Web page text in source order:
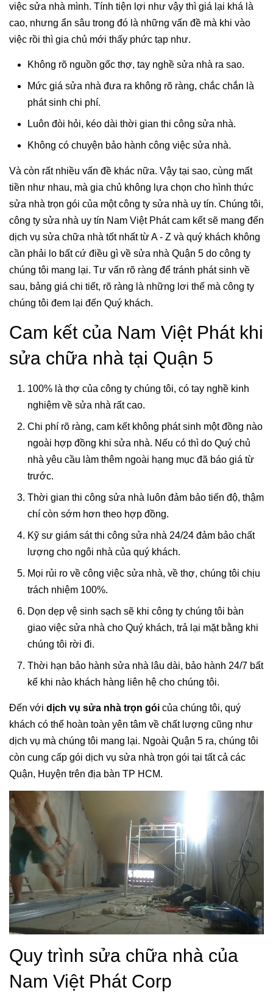
việc sửa nhà mình. Tính tiện lợi như vậy thì giá lại khá là
cao, nhưng ẩn sâu trong đó là những vấn đề mà khi vào
việc rồi thì gia chủ mới thấy phức tạp như.
Không rõ nguồn gốc thợ, tay nghề sửa nhà ra sao.
Mức giá sửa nhà đưa ra không rõ ràng, chắc chắn là
phát sinh chi phí.
Luôn đòi hỏi, kéo dài thời gian thi công sửa nhà.
Không có chuyện bảo hành công việc sửa nhà.
Và còn rất nhiều vấn đề khác nữa. Vậy tại sao, cùng mất
tiền như nhau, mà gia chủ không lựa chọn cho hình thức
sửa nhà trọn gói của một công ty sửa nhà uy tín. Chúng tôi,
công ty sửa nhà uy tín Nam Việt Phát cam kết sẽ mang đến
dịch vụ sửa chữa nhà tốt nhất từ A - Z và quý khách không
cần phải lo bất cứ điều gì về sửa nhà Quận 5 do công ty
chúng tôi mang lại. Tư vấn rõ ràng để tránh phát sinh về
sau, bảng giá chi tiết, rõ ràng là những lơi thế mà công ty
chúng tôi đem lại đến Quý khách.
Cam kết của Nam Việt Phát khi
sửa chữa nhà tại Quận 5
100% là thợ của công ty chúng tôi, có tay nghề kinh
nghiệm về sửa nhà rất cao.
Chi phí rõ ràng, cam kết không phát sinh một đồng nào
ngoài hợp đồng khi sửa nhà. Nếu có thì do Quý chủ
nhà yêu cầu làm thêm ngoài hạng mục đã báo giá từ
trước.
Thời gian thi công sửa nhà luôn đảm bảo tiến độ, thậm
chí còn sớm hơn theo hợp đồng.
Kỹ sư giám sát thi công sửa nhà 24/24 đảm bảo chất
lượng cho ngôi nhà của quý khách.
Mọi rủi ro về công việc sửa nhà, về thợ, chúng tôi chịu
trách nhiệm 100%.
Dọn dẹp vệ sinh sạch sẽ khi công ty chúng tôi bàn
giao việc sửa nhà cho Quý khách, trả lại mặt bằng khi
chúng tôi rời đi.
Thời hạn bảo hành sửa nhà lâu dài, bảo hành 24/7 bất
kể khi nào khách hàng liên hệ cho chúng tôi.
Đến với dịch vụ sửa nhà trọn gói của chúng tôi, quý
khách có thể hoàn toàn yên tâm về chất lượng cũng như
dịch vụ mà chúng tôi mang lại. Ngoài Quận 5 ra, chúng tôi
còn cung cấp gói dịch vụ sửa nhà trọn gói tại tất cả các
Quận, Huyện trên địa bàn TP HCM.
Quy trình sửa chữa nhà của
Nam Việt Phát Corp